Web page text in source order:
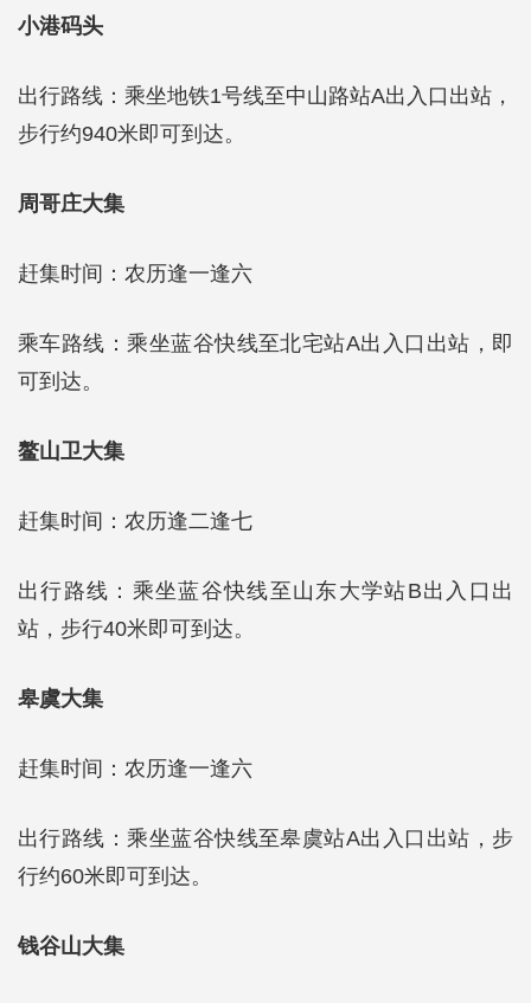
小港码头
出行路线：乘坐地铁1号线至中山路站A出入口出站，
步行约940米即可到达。
周哥庄大集
赶集时间：农历逢一逢六
乘车路线：乘坐蓝谷快线至北宅站A出入口出站，即
可到达。
鳌山卫大集
赶集时间：农历逢二逢七
出行路线：乘坐蓝谷快线至山东大学站B出入口出
站，步行40米即可到达。
皋虞大集
赶集时间：农历逢一逢六
出行路线：乘坐蓝谷快线至皋虞站A出入口出站，步
行约60米即可到达。
钱谷山大集